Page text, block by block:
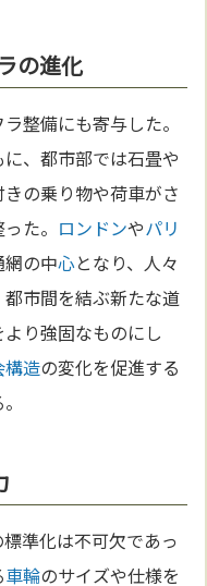
の進化
整備にも寄与した。
、都市部では石畳や
きの乗り物や荷車がさ
た。 ロンドンやパリ
網の中心となり、人々
市間を結ぶ新たな道
り強固なものにし
構造の変化を促進する
標準化は不可欠であっ
車輪のサイズや仕様を